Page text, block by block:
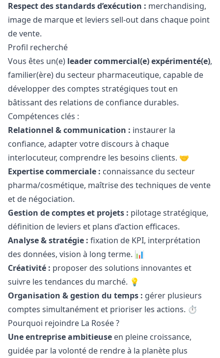
Respect des standards d’exécution : merchandising,
image de marque et leviers sell-out dans chaque point
de vente.
Profil recherché
Vous êtes un(e) leader commercial(e) expérimenté(e),
familier(ère) du secteur pharmaceutique, capable de
développer des comptes stratégiques tout en
bâtissant des relations de confiance durables.
Compétences clés :
Relationnel & communication : instaurer la
confiance, adapter votre discours à chaque
interlocuteur, comprendre les besoins clients. 🤝
Expertise commerciale : connaissance du secteur
pharma/cosmétique, maîtrise des techniques de vente
et de négociation.
Gestion de comptes et projets : pilotage stratégique,
définition de leviers et plans d’action efficaces.
Analyse & stratégie : fixation de KPI, interprétation
des données, vision à long terme. 📊
Créativité : proposer des solutions innovantes et
suivre les tendances du marché. 💡
Organisation & gestion du temps : gérer plusieurs
comptes simultanément et prioriser les actions. ⏱️
Pourquoi rejoindre La Rosée ?
Une entreprise ambitieuse en pleine croissance,
guidée par la volonté de rendre à la planète plus